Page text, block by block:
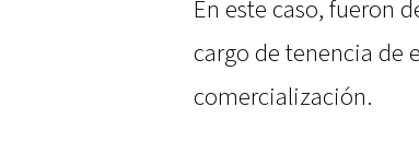
En este caso, fueron
cargo de tenencia de
comercialización.